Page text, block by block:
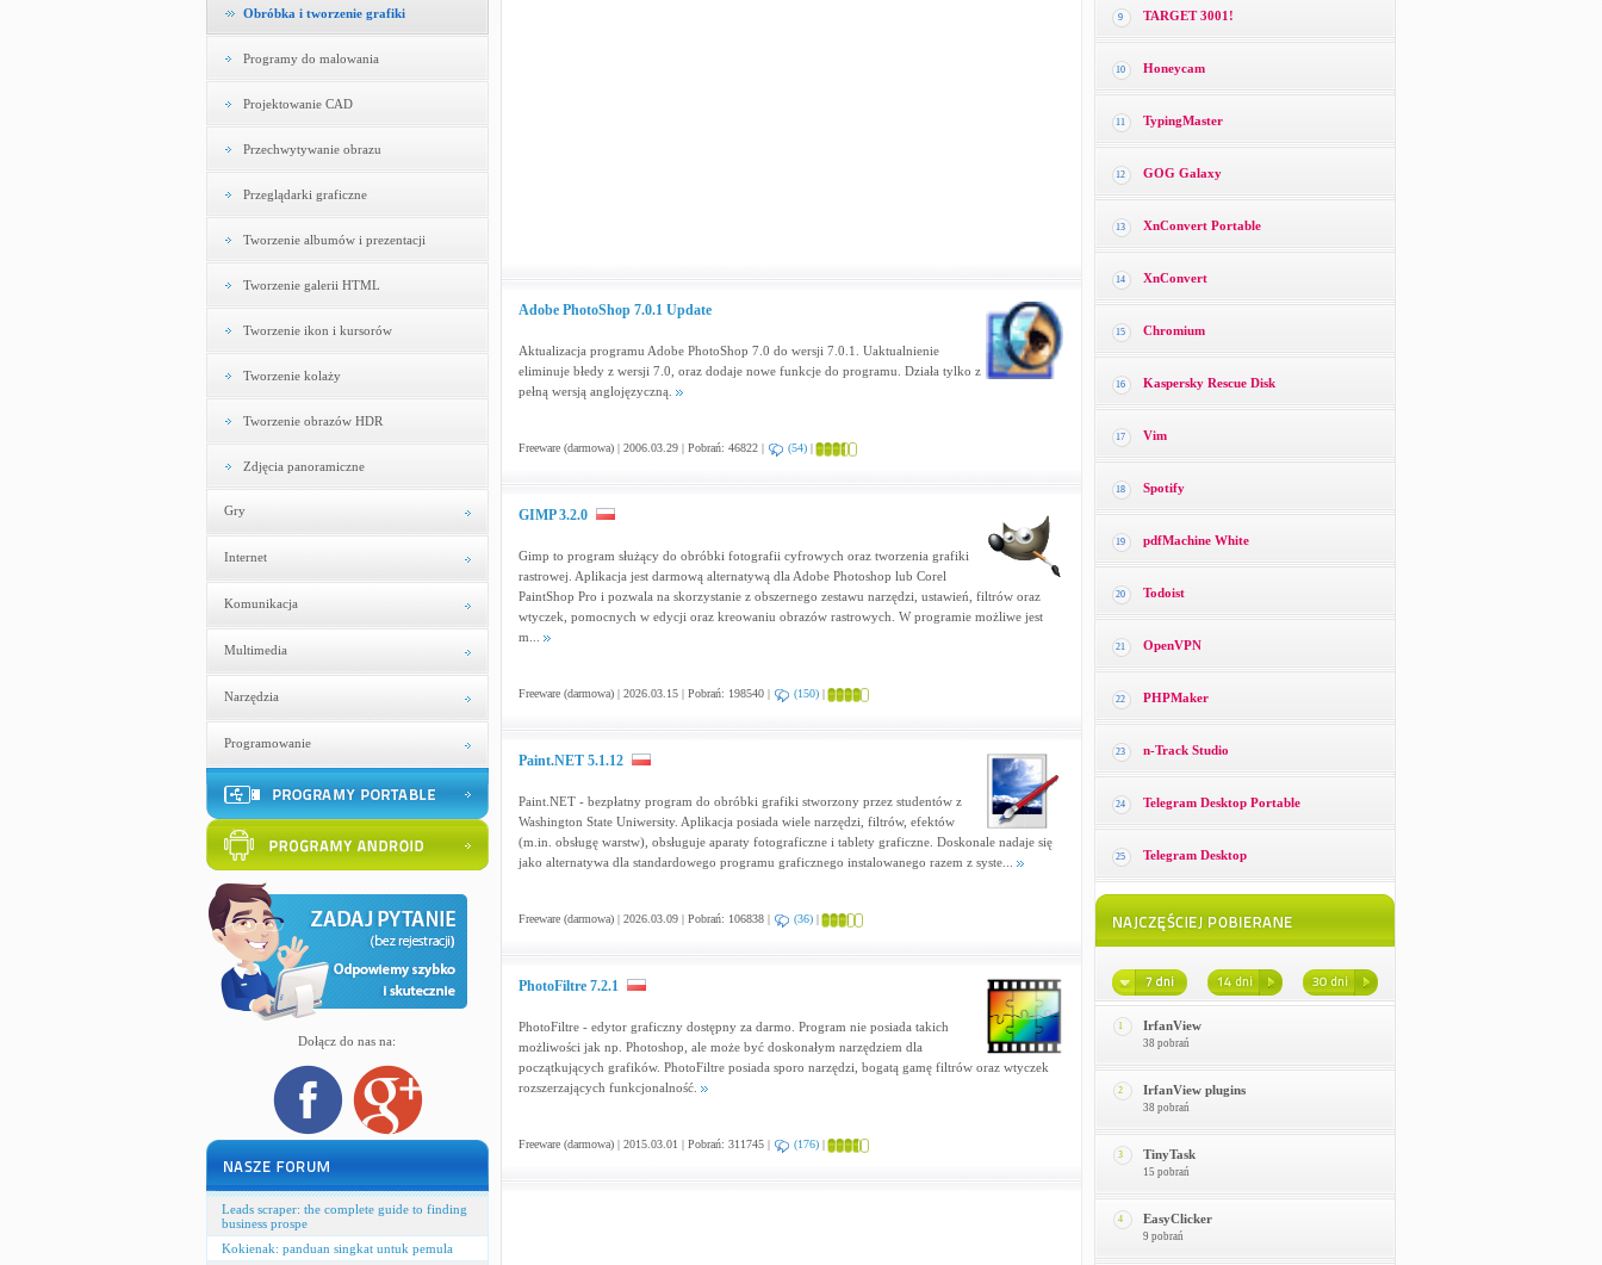
Obróbka i tworzenie grafiki
Programy do malowania
Projektowanie CAD
Przechwytywanie obrazu
Przeglądarki graficzne
Tworzenie albumów i prezentacji
Tworzenie galerii HTML
Tworzenie ikon i kursorów
Tworzenie kolaży
Tworzenie obrazów HDR
Zdjęcia panoramiczne
Gry
Internet
Komunikacja
Multimedia
Narzędzia
Programowanie
Dołącz do nas na:
Leads scraper: the complete guide to finding
business prospe
Kokienak: panduan singkat untuk pemula
Adobe PhotoShop 7.0.1 Update
Aktualizacja programu Adobe PhotoShop 7.0 do wersji 7.0.1. Uaktualnienie
eliminuje błedy z wersji 7.0, oraz dodaje nowe funkcje do programu. Działa tylko z
pełną wersją anglojęzyczną.
Freeware (darmowa) | 2006.03.29 | Pobrań: 46822 | (54)|
GIMP 3.2.0
Gimp to program służący do obróbki fotografii cyfrowych oraz tworzenia grafiki
rastrowej. Aplikacja jest darmową alternatywą dla Adobe Photoshop lub Corel
PaintShop Pro i pozwala na skorzystanie z obszernego zestawu narzędzi, ustawień, filtrów oraz
wtyczek, pomocnych w edycji oraz kreowaniu obrazów rastrowych. W programie możliwe jest
m...
Freeware (darmowa) | 2026.03.15 | Pobrań: 198540 | (150)|
Paint.NET 5.1.12
Paint.NET - bezpłatny program do obróbki grafiki stworzony przez studentów z
Washington State Uniwersity. Aplikacja posiada wiele narzędzi, filtrów, efektów
(m.in. obsługę warstw), obsługuje aparaty fotograficzne i tablety graficzne. Doskonale nadaje się
jako alternatywa dla standardowego programu graficznego instalowanego razem z syste...
Freeware (darmowa) | 2026.03.09 | Pobrań: 106838 | (36)|
PhotoFiltre 7.2.1
PhotoFiltre - edytor graficzny dostępny za darmo. Program nie posiada takich
możliwości jak np. Photoshop, ale może być doskonałym narzędziem dla
początkujących grafików. PhotoFiltre posiada sporo narzędzi, bogatą gamę filtrów oraz wtyczek
rozszerzających funkcjonalność.
Freeware (darmowa) | 2015.03.01 | Pobrań: 311745 | (176)|
9 TARGET 3001!
10 Honeycam
11 TypingMaster
12 GOG Galaxy
13 XnConvert Portable
14 XnConvert
15 Chromium
16 Kaspersky Rescue Disk
17 Vim
18 Spotify
19 pdfMachine White
20 Todoist
21 OpenVPN
22 PHPMaker
23 n-Track Studio
24 Telegram Desktop Portable
25 Telegram Desktop
1 IrfanView
38 pobrań
2 IrfanView plugins
38 pobrań
3 TinyTask
15 pobrań
4 EasyClicker
9 pobrań